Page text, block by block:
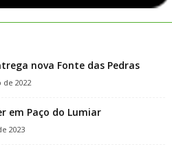
nova Fonte das Pedras
2022
em Paço do Lumiar
2023